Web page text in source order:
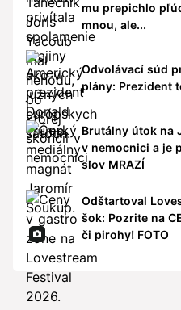
mu prepichlo
mnou, ale...
Odvolávací súd
plány: Prezident
Brutálny útok na
v nemocnici a je
slov MRAZÍ
Odštartoval
šok: Pozrite na
či pirohy! FOTO